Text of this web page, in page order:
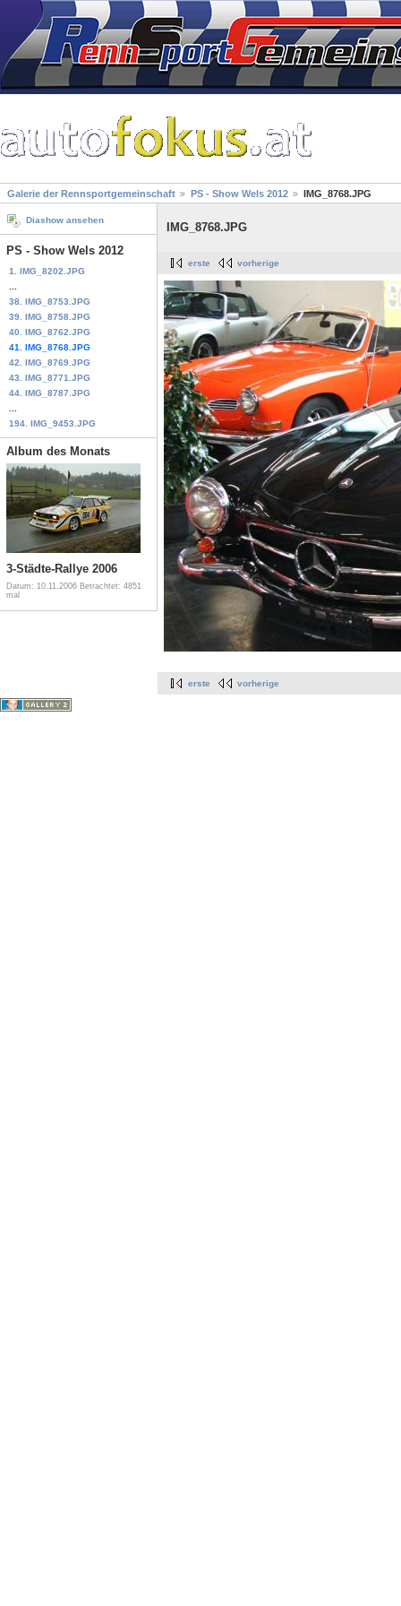
Galerie der Rennsportgemeinschaft PS - Show Wels 2012 IMG_8768.JPG
Diashow ansehen
PS - Show Wels 2012
1. IMG_8202.JPG
38. IMG_8753.JPG
39. IMG_8758.JPG
40. IMG_8762.JPG
41. IMG_8768.JPG
42. IMG_8769.JPG
43. IMG_8771.JPG
44. IMG_8787.JPG
194. IMG_9453.JPG
Album des Monats
3-Städte-Rallye 2006
Datum: 10.11.2006 Betrachtet: 4851
mal
IMG_8768.JPG
erste vorherige
erste vorherige